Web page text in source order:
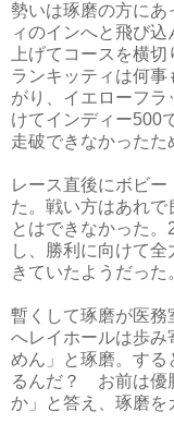
勢いは琢磨の方にあ
ィのインへと飛び
上げてコースを横
ランキッティは何事
がり、イエローフ
けてインディー500
走破できなかったた
レース直後にボビ
た。戦い方はあれで
とはできなかった
し、勝利に向けて
きていたようだった
暫くして琢磨が医務
へレイホールは歩み
めん」と琢磨。する
るんだ？ お前は優
か」と答え、琢磨を